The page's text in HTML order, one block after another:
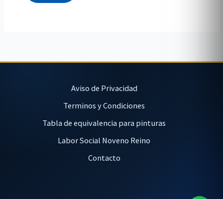
Aviso de Privacidad
Terminos y Condiciones
Tabla de equivalencia para pinturas
Labor Social Noveno Reino
Contacto